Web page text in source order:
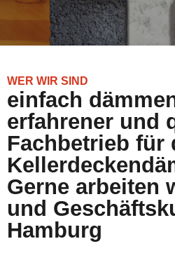
WER WIR SIND
einfach
erfahrener und
Fachbetrieb für
Gerne arbeiten
und
Hamburg